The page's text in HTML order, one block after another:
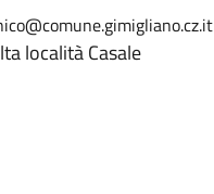
località Casale